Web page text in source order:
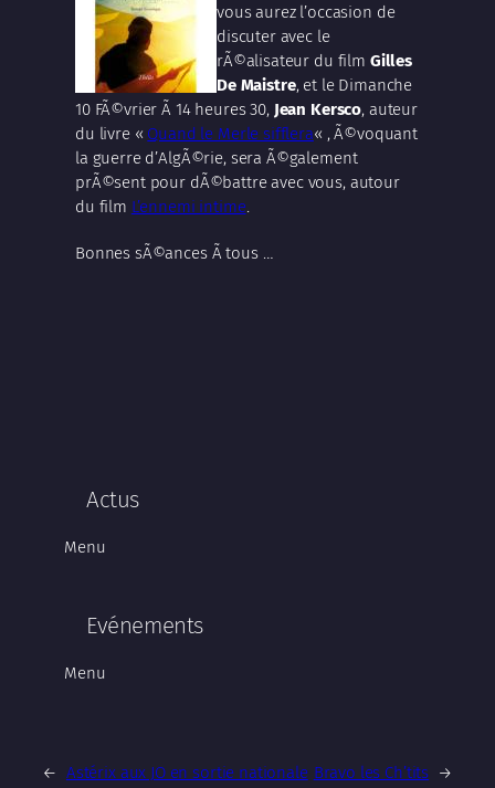
vous aurez l’occasion de
discuter avec le
rÃ©alisateur du film Gilles
De Maistre, et le Dimanche
10 FÃ©vrier Ã 14 heures 30, Jean Kersco, auteur
du livre « Quand le Merle sifflera« , Ã©voquant
la guerre d’AlgÃ©rie, sera Ã©galement
prÃ©sent pour dÃ©battre avec vous, autour
du film L’ennemi intime.
Bonnes sÃ©ances Ã tous …
Actus
Menu
Evénements
Menu
← Astérix aux JO en sortie nationale Bravo les Ch’tits →